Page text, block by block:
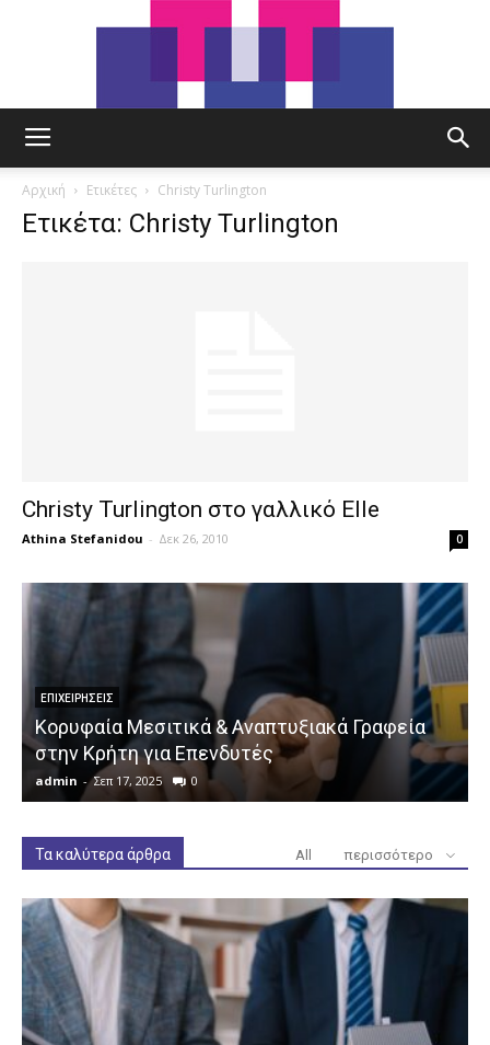
Αρχική Ετικέτες Christy Turlington
Ετικέτα: Christy Turlington
Christy Turlington στο γαλλικό Elle
Athina Stefanidou - Δεκ 26, 2010 0
ΕΠΙΧΕΙΡΉΣΕΙΣ
Κορυφαία Μεσιτικά & Αναπτυξιακά Γραφεία
στην Κρήτη για Επενδυτές
admin - Σεπ 17, 2025 0
Τα καλύτερα άρθρα All περισσότερο